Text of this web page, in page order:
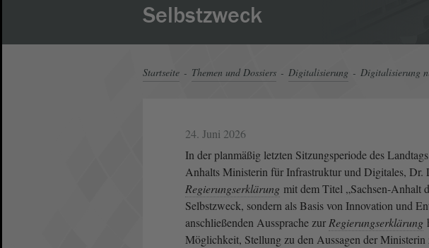
Selbstzweck
Startseite Themen und Dossiers Digitalisierung Digitalisierung
24. Juni 2026
In der planmäßig letzten Sitzungsperiode des
Anhalts Ministerin für Infrastruktur und Digitales, Dr.
Regierungserklärung mit dem Titel „Sachsen-Anhalt
Selbstzweck, sondern als Basis von Innovation und
anschließenden Aussprache zur Regierungserklärung
Möglichkeit, Stellung zu den Aussagen der Ministerin